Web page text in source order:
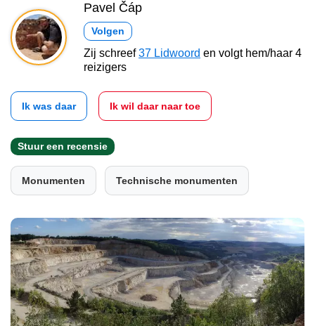
Pavel Čáp
Volgen
Zij schreef37 Lidwoord en volgt hem/haar 4
reizigers
Ik was daar Ik wil daar naar toe
Stuur een recensie
Monumenten Technische monumenten